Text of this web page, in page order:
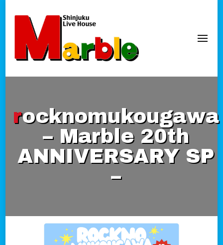
新宿Marble
official website
rocknomukougawa
– Marble 20th
ANNIVERSARY SP
–